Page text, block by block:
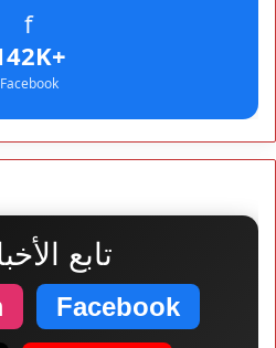
f
+142K
Facebook
تابع
Facebook